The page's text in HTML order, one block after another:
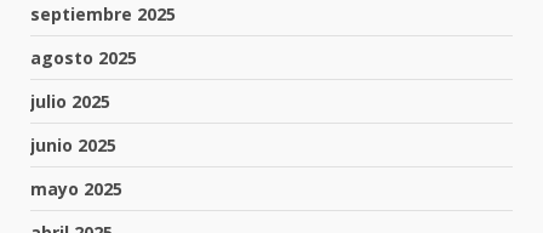
septiembre 2025
agosto 2025
julio 2025
junio 2025
mayo 2025